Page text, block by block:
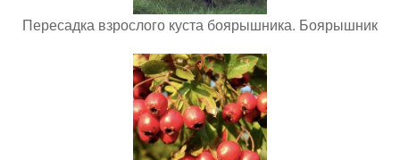
Пересадка взрослого куста боярышника. Боярышник